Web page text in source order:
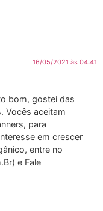
16/05/2021 às 04:41
bom, gostei das
Vocês aceitam
para
em crescer
entre no
e Fale